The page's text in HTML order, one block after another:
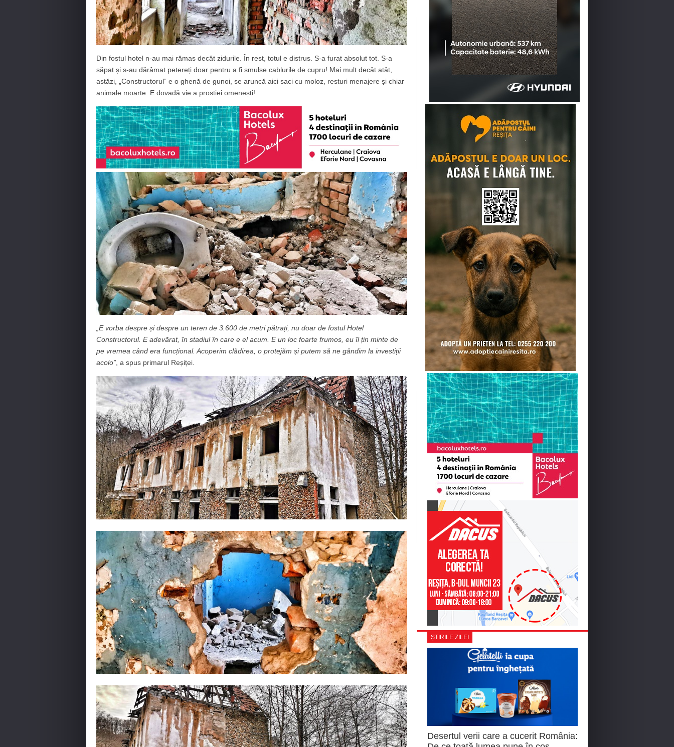
Din fostul hotel n-au mai rămas decât zidurile. În rest, totul e distrus. S-a furat absolut tot. S-a
săpat și s-au dărâmat petereți doar pentru a fi smulse cablurile de cupru! Mai mult decât atât,
astăzi, „Constructorul” e o ghenă de gunoi, se aruncă aici saci cu moloz, resturi menajere și chiar
animale moarte. E dovadă vie a prostiei omenești!
„E vorba despre și despre un teren de 3.600 de metri pătrați, nu doar de fostul Hotel
Constructorul. E adevărat, în stadiul în care e el acum. E un loc foarte frumos, eu îl țin minte de
pe vremea când era funcțional. Acoperim clădirea, o protejăm și putem să ne gândim la investiții
acolo”, a spus primarul Reșiței.
ȘTIRILE ZILEI
Desertul verii care a cucerit România: